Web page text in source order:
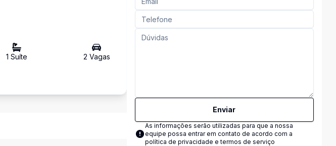
1 Suíte 2 Vagas
Enviar
As informações serão utilizadas para que a nossa
equipe possa entrar em contato de acordo com a
política de privacidade e termos de serviço